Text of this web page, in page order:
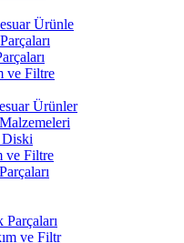
Ürünle
ve Filtre
Ürünler
Diski
ve Filtre
ve Filtr